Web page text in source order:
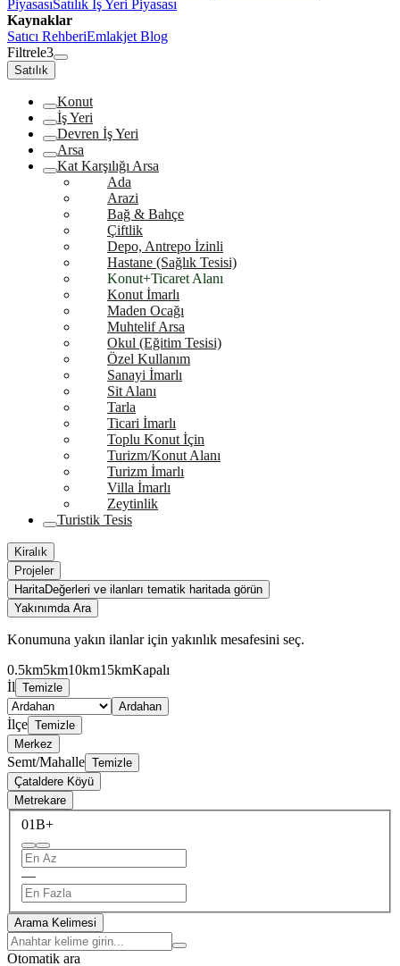
PiyasasıSatılık İş Yeri Piyasası
Kaynaklar
Satıcı RehberiEmlakjet Blog
Filtrele3
Satılık
Konut
İş Yeri
Devren İş Yeri
Arsa
Kat Karşılığı Arsa
Ada
Arazi
Bağ & Bahçe
Çiftlik
Depo, Antrepo İzinli
Hastane (Sağlık Tesisi)
Konut+Ticaret Alanı
Konut İmarlı
Maden Ocağı
Muhtelif Arsa
Okul (Eğitim Tesisi)
Özel Kullanım
Sanayi İmarlı
Sit Alanı
Tarla
Ticari İmarlı
Toplu Konut İçin
Turizm/Konut Alanı
Turizm İmarlı
Villa İmarlı
Zeytinlik
Turistik Tesis
Kiralık
Projeler
HaritaDeğerleri ve ilanları tematik haritada görün
Yakınımda Ara
Konumuna yakın ilanlar için yakınlık mesafesini seç.
0.5km5km10km15kmKapalı
İl Temizle
Ardahan
İlçe Temizle
Merkez
Semt/Mahalle Temizle
Çataldere Köyü
Metrekare
01B+
—
Arama Kelimesi
Otomatik ara